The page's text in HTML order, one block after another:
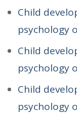
Child
psychology
Child
psychology
Child
psychology